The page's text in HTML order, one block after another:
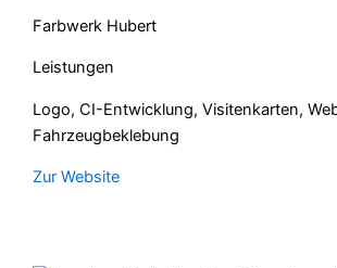
Farbwerk Hubert
Leistungen
Logo, CI-Entwicklung, Visitenkarten,
Fahrzeugbeklebung
Zur Website